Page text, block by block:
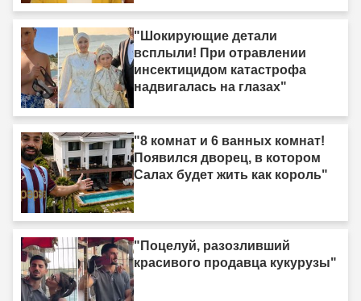
"Шокирующие детали
всплыли! При отравлении
инсектицидом катастрофа
надвигалась на глазах"
"8 комнат и 6 ванных комнат!
Появился дворец, в котором
Салах будет жить как король"
"Поцелуй, разозливший
красивого продавца кукурузы"